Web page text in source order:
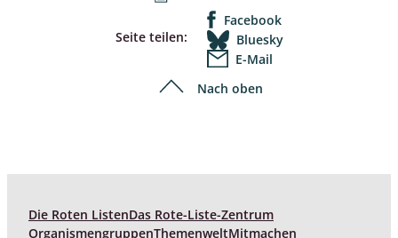
Seite teilen:
Facebook
Bluesky
E-Mail
Nach oben
Die Roten ListenDas Rote-Liste-Zentrum
OrganismengruppenThemenweltMitmachen